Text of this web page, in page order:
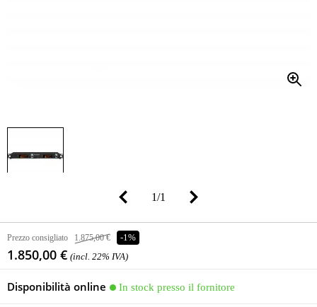
1/1
Prezzo consigliato 1.875,00 € -1%
1.850,00 € (incl. 22% IVA)
Disponibilità online In stock presso il fornitore